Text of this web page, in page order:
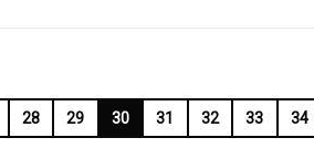
28 29 30 31 32 33 34